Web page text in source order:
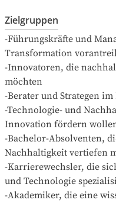
Zielgruppen
-Führungskräfte und
Transformation
-Innovatoren, die
möchten
-Berater und Strategen
-Technologie- und
Innovation fördern
-Bachelor-Absolventen,
Nachhaltigkeit vertiefen
-Karrierewechsler, die
und Technologie
-Akademiker, die eine